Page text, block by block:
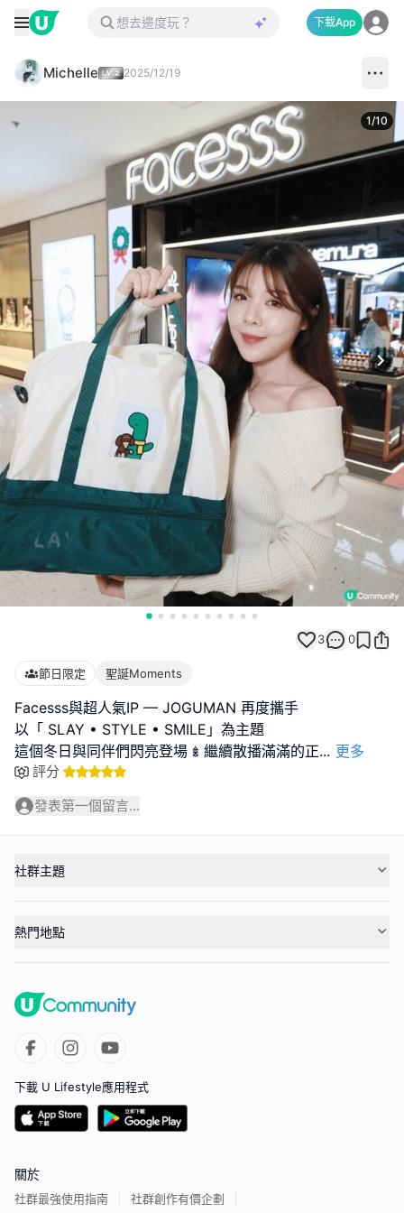
下載App
Michelle 2025/12/19
1/10
3 0
節日限定 聖誕Moments
Facesss與超人氣IP — JOGUMAN 再度攜手
以「 SLAY • STYLE • SMILE」為主題
這個冬日與同伴們閃亮登場 𖢔 繼續散播滿滿的正... 更多
評分
發表第一個留言...
社群主題
熱門地點
下載 U Lifestyle應用程式
關於
社群最強使用指南 社群創作有價企劃